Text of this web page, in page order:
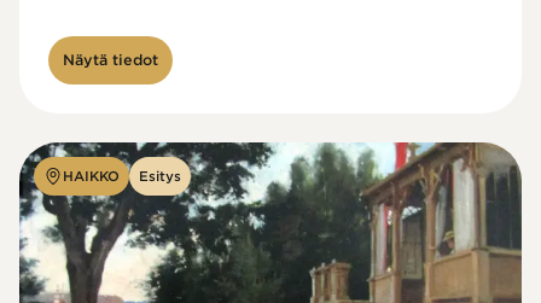
Näytä tiedot
HAIKKO Esitys